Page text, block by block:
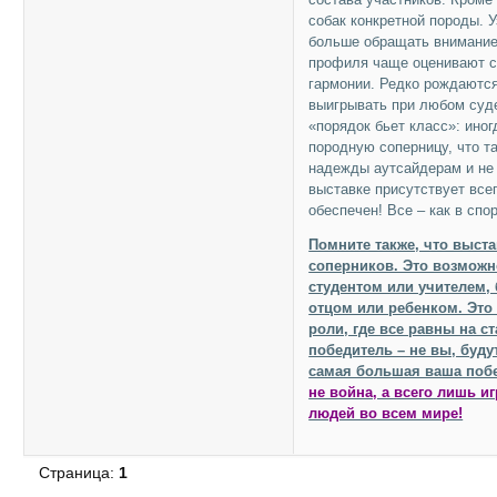
собак конкретной породы.
больше обращать
профиля чаще оценивают
гармонии. Редко
выигрывать при любом
«порядок бьет класс»:
породную соперницу, что
надежды аутсайдерам и не
выставке присутствует
обеспечен! Все – как в
Помните также, что
соперников. Это
студентом или
отцом или ребенком. Это
роли, где все равны на
победитель – не вы,
самая большая ваша
не война, а всего лишь
людей во всем мире!
Страница:1